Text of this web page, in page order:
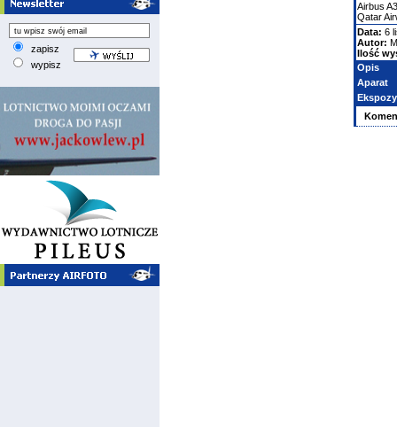
zapisz
wypisz
Airbus
Qatar
Data: 6
Autor:
Ilość
Opis
Aparat